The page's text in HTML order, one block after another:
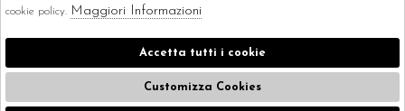
CORRIERI
cookie policy. Maggiori Informazioni
Accetta tutti i cookie
Customizza Cookies